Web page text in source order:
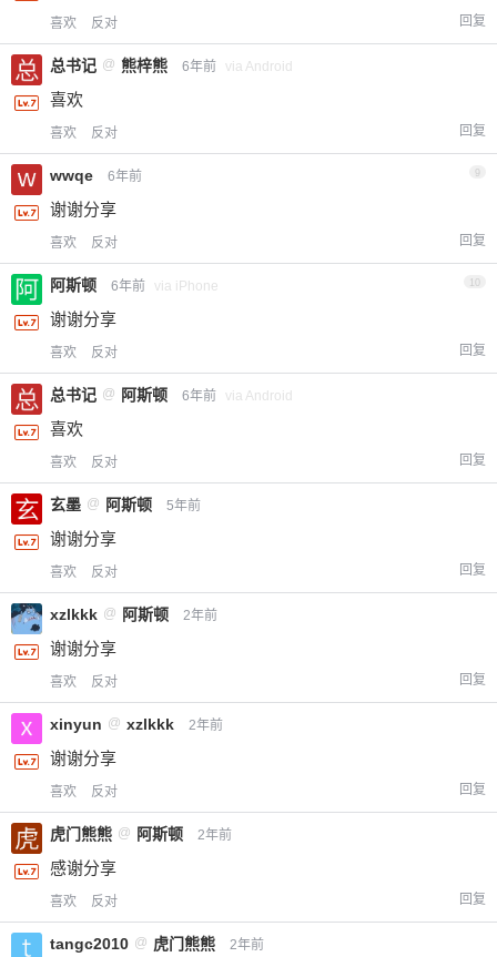
喜欢 反对 回复
总书记 @ 熊梓熊 6年前 via Android
喜欢
喜欢 反对 回复
wwqe 6年前 9
谢谢分享
喜欢 反对 回复
阿斯顿 6年前 via iPhone
谢谢分享
喜欢 反对 回复
总书记 @ 阿斯顿 6年前 via Android
喜欢
喜欢 反对 回复
玄墨 @ 阿斯顿 5年前
谢谢分享
喜欢 反对 回复
xzlkkk @ 阿斯顿 2年前
谢谢分享
喜欢 反对 回复
xinyun @ xzlkkk 2年前
谢谢分享
喜欢 反对 回复
虎门熊熊 @ 阿斯顿 2年前
感谢分享
喜欢 反对 回复
tangc2010 @ 虎门熊熊 2年前